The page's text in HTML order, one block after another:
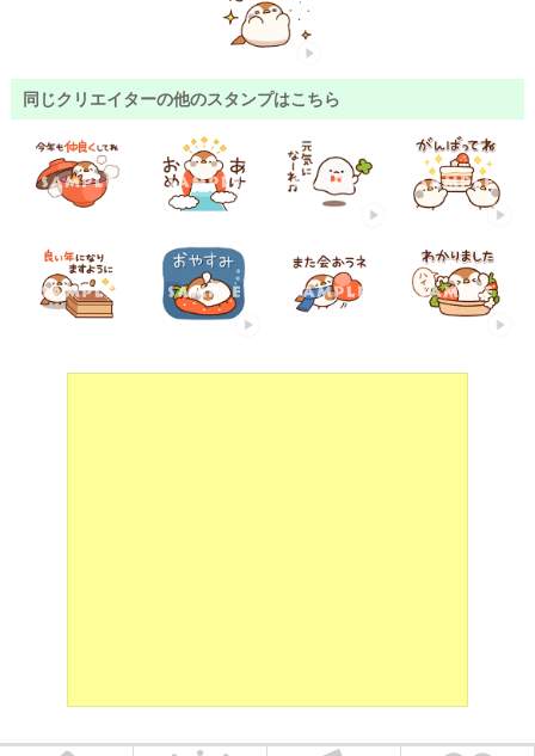
同じクリエイターの他のスタンプはこちら